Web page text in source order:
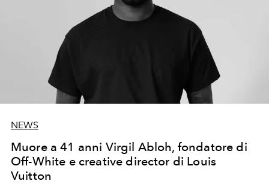
NEWS
Muore a 41 anni Virgil Abloh, fondatore di
Off-White e creative director di Louis
Vuitton